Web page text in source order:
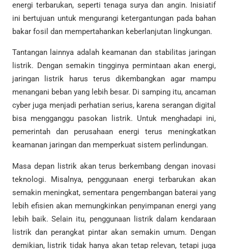
energi terbarukan, seperti tenaga surya dan angin. Inisiatif
ini bertujuan untuk mengurangi ketergantungan pada bahan
bakar fosil dan mempertahankan keberlanjutan lingkungan.
Tantangan lainnya adalah keamanan dan stabilitas jaringan
listrik. Dengan semakin tingginya permintaan akan energi,
jaringan listrik harus terus dikembangkan agar mampu
menangani beban yang lebih besar. Di samping itu, ancaman
cyber juga menjadi perhatian serius, karena serangan digital
bisa mengganggu pasokan listrik. Untuk menghadapi ini,
pemerintah dan perusahaan energi terus meningkatkan
keamanan jaringan dan memperkuat sistem perlindungan.
Masa depan listrik akan terus berkembang dengan inovasi
teknologi. Misalnya, penggunaan energi terbarukan akan
semakin meningkat, sementara pengembangan baterai yang
lebih efisien akan memungkinkan penyimpanan energi yang
lebih baik. Selain itu, penggunaan listrik dalam kendaraan
listrik dan perangkat pintar akan semakin umum. Dengan
demikian, listrik tidak hanya akan tetap relevan, tetapi juga